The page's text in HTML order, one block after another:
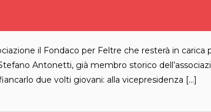
il Fondaco per Feltre che resterà in carica
Antonetti, già membro storico
due volti giovani: alla vicepresidenza […]